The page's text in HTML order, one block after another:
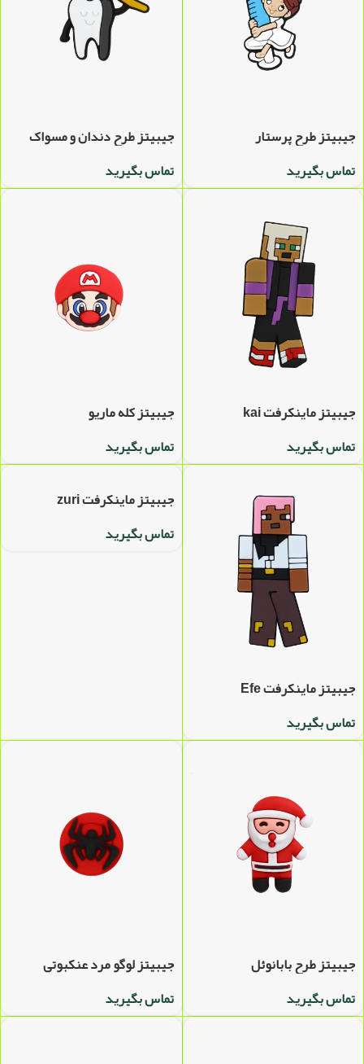
جیبیتز طرح پرستار
تماس بگیرید
جیبیتز طرح دندان و مسواک
تماس بگیرید
جیبیتز ماینکرفت kai
تماس بگیرید
جیبیتز کله ماریو
تماس بگیرید
جیبیتز ماینکرفت Efe
تماس بگیرید
جیبیتز ماینکرفت zuri
تماس بگیرید
جیبیتز طرح بابانوئل
تماس بگیرید
جیبیتز لوگو مرد عنکبوتی
تماس بگیرید